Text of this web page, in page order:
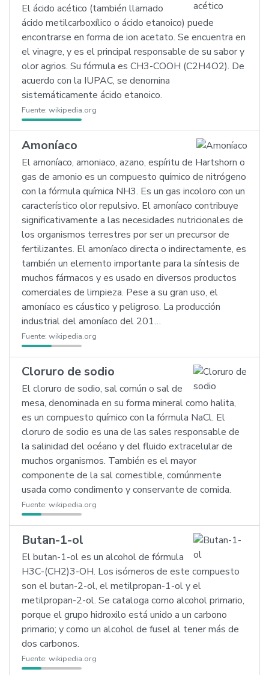
El ácido acético (también llamado
ácido metilcarboxílico o ácido etanoico) puede
encontrarse en forma de ion acetato. Se encuentra en
el vinagre, y es el principal responsable de su sabor y
olor agrios. Su fórmula es CH3-COOH (C2H4O2). De
acuerdo con la IUPAC, se denomina
sistemáticamente ácido etanoico.
Fuente: wikipedia.org
Amoníaco
El amoníaco, amoniaco, azano, espíritu de Hartshorn o
gas de amonio es un compuesto químico de nitrógeno
con la fórmula química NH3. Es un gas incoloro con un
característico olor repulsivo. El amoníaco contribuye
significativamente a las necesidades nutricionales de
los organismos terrestres por ser un precursor de
fertilizantes. El amoníaco directa o indirectamente, es
también un elemento importante para la síntesis de
muchos fármacos y es usado en diversos productos
comerciales de limpieza. Pese a su gran uso, el
amoníaco es cáustico y peligroso. La producción
industrial del amoníaco del 201…
Fuente: wikipedia.org
Cloruro de sodio
El cloruro de sodio, sal común o sal de
mesa, denominada en su forma mineral como halita,
es un compuesto químico con la fórmula NaCl. El
cloruro de sodio es una de las sales responsable de
la salinidad del océano y del fluido extracelular de
muchos organismos. También es el mayor
componente de la sal comestible, comúnmente
usada como condimento y conservante de comida.
Fuente: wikipedia.org
Butan-1-ol
El butan-1-ol es un alcohol de fórmula
H3C-(CH2)3-OH. Los isómeros de este compuesto
son el butan-2-ol, el metilpropan-1-ol y el
metilpropan-2-ol. Se cataloga como alcohol primario,
porque el grupo hidroxilo está unido a un carbono
primario; y como un alcohol de fusel al tener más de
dos carbonos.
Fuente: wikipedia.org